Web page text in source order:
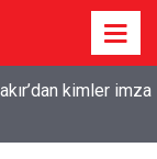
kimler imza